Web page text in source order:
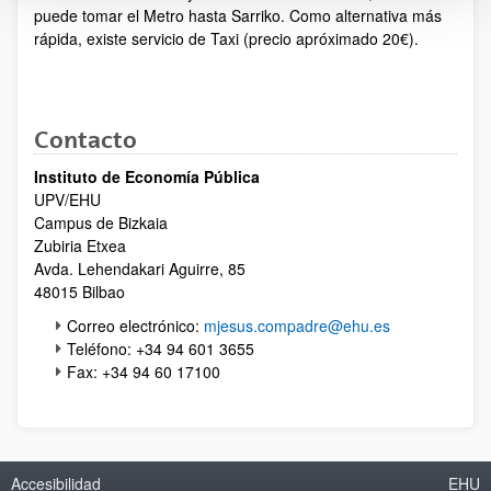
puede tomar el Metro hasta Sarriko. Como alternativa más
rápida, existe servicio de Taxi (precio apróximado 20€).
Contacto
Instituto de Economía Pública
UPV/EHU
Campus de Bizkaia
Zubiria Etxea
Avda. Lehendakari Aguirre, 85
48015 Bilbao
Correo electrónico: mjesus.compadre@ehu.es
Teléfono: +34 94 601 3655
Fax: +34 94 60 17100
Accesibilidad EHU